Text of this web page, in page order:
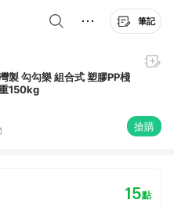
筆記
製 勾勾樂 組合式 塑膠PP棧
580D 載重150kg
搶購
15點